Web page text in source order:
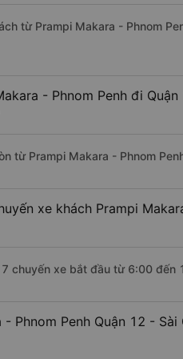
từ Prampi Makara - Phnom
- Phnom Penh đi
từ Prampi Makara - Phnom
xe khách Prampi
chuyến xe bắt đầu từ 6:00 đến
Phnom Penh Quận 12 -